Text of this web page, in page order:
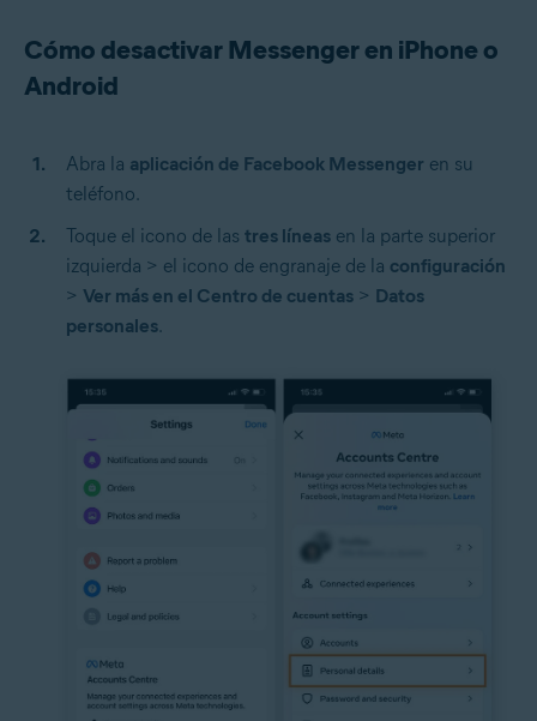
Cómo desactivar Messenger en iPhone o
Android
Abra la aplicación de Facebook Messenger en su
teléfono.
Toque el icono de las tres líneas en la parte superior
izquierda > el icono de engranaje de la configuración
> Ver más en el Centro de cuentas > Datos
personales.